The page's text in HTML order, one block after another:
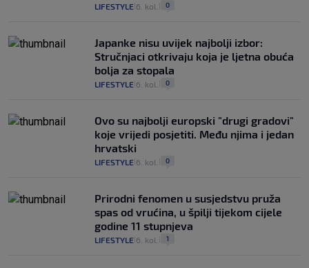
LIFESTYLE 6. kol. 0
Japanke nisu uvijek najbolji izbor:
Stručnjaci otkrivaju koja je ljetna obuća
bolja za stopala
LIFESTYLE 6. kol. 0
Ovo su najbolji europski "drugi gradovi"
koje vrijedi posjetiti. Među njima i jedan
hrvatski
LIFESTYLE 6. kol. 0
Prirodni fenomen u susjedstvu pruža
spas od vrućina, u špilji tijekom cijele
godine 11 stupnjeva
LIFESTYLE 6. kol. 1